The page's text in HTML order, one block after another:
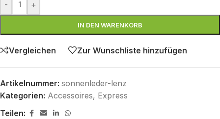
- +
IN DEN WARENKORB
Vergleichen Zur Wunschliste hinzufügen
Artikelnummer: sonnenleder-lenz
Kategorien: Accessoires, Express
Teilen: